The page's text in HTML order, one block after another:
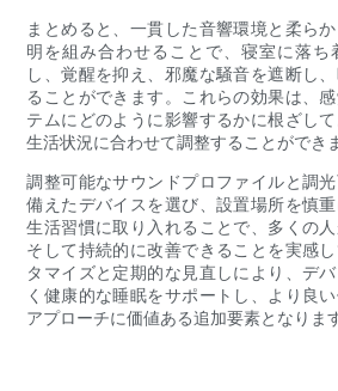
まとめると、一貫した音響環境と柔ら
明を組み合わせることで、寝室に落ち
し、覚醒を抑え、邪魔な騒音を遮断し
ることができます。これらの効果は、
テムにどのように影響するかに根ざし
生活状況に合わせて調整することができ
調整可能なサウンドプロファイルと調
備えたデバイスを選び、設置場所を慎
生活習慣に取り入れることで、多くの人
そして持続的に改善できることを実感
タマイズと定期的な見直しにより、デ
く健康的な睡眠をサポートし、より良
アプローチに価値ある追加要素となりま